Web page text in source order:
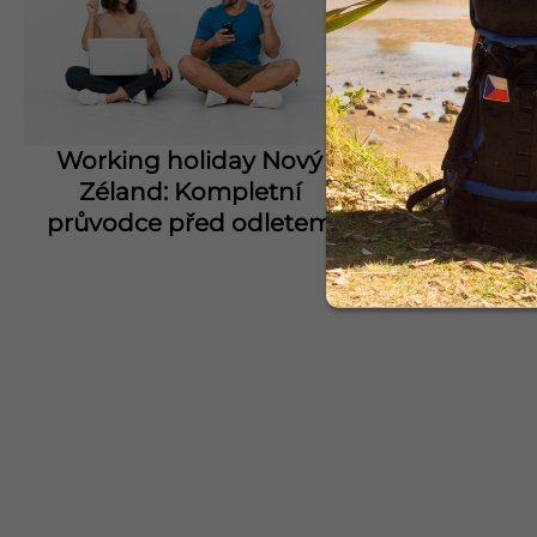
Working holiday Nový
Zéland: Kompletní
průvodce před odletem
Working
Zéland: